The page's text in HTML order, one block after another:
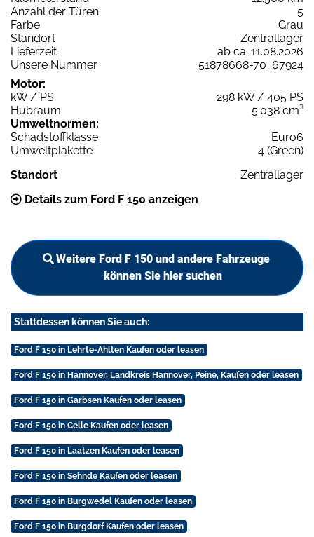
Anzahl der Türen
5
Farbe
Grau
Standort
Zentrallager
Lieferzeit
ab ca. 11.08.2026
Unsere Nummer
51878668-70_67924
Motor:
kW / PS
298 kW / 405 PS
Hubraum
5.038 cm³
Umweltnormen:
Schadstoffklasse
Euro6
Umweltplakette
4 (Green)
Standort
Zentrallager
Details zum Ford F 150 anzeigen
Weitere Ford F 150 und andere Fahrzeuge
können Sie hier suchen
Stattdessen können Sie auch:
Ford F 150 in Lehrte-Ahlten Kaufen oder leasen
Ford F 150 in Hannover, Landkreis Hannover, Peine, Kaufen oder leasen
Ford F 150 in Garbsen Kaufen oder leasen
Ford F 150 in Celle Kaufen oder leasen
Ford F 150 in Laatzen Kaufen oder leasen
Ford F 150 in Sehnde Kaufen oder leasen
Ford F 150 in Burgwedel Kaufen oder leasen
Ford F 150 in Burgdorf Kaufen oder leasen